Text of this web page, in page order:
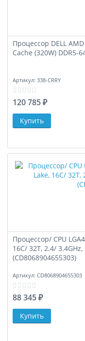
Процессор DELL
Cache (320W) DDR5-
Артикул: 338-CRRY
120 785 ₽
Процессор/ CPU
16C/ 32T, 2.4/
(CD8068904655303)
Артикул: CD8068904655303
88 345 ₽